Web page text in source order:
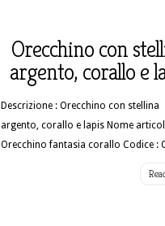
Orecchino con
argento, corallo e
Descrizione : Orecchino con stellina
argento, corallo e lapis Nome
Orecchino fantasia corallo Codice :